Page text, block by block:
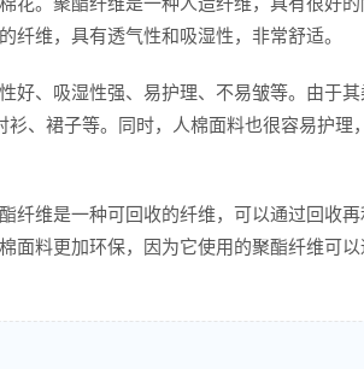
花。聚酯纤维是一种人造纤维，具有很好
纤维，具有透气性和吸湿性，非常舒适。
好、吸湿性强、易护理、不易皱等。由于
衫、裙子等。同时，人棉面料也很容易护理
纤维是一种可回收的纤维，可以通过回收再
面料更加环保，因为它使用的聚酯纤维可